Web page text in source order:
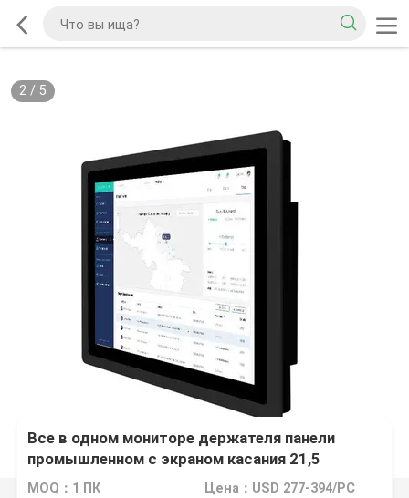
2/ 5
Все в одном мониторе держателя панели
промышленном с экраном касания 21,5
дюймов емкостным
MOQ：1 ПК Цена：USD 277-394/PC